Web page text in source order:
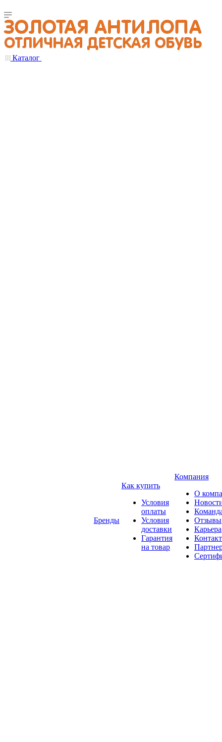
Каталог
Бренды
Как купить
Условия
оплаты
Условия
доставки
Гарантия
на товар
Компания
О
Отзывы
Карьера